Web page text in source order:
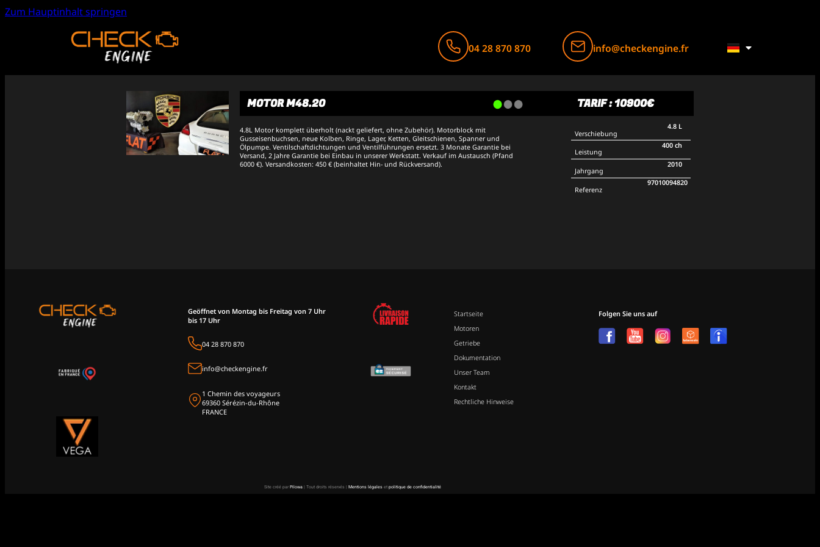
Zum Hauptinhalt springen
04 28 870 870 info@checkengine.fr
MOTOR M48.20 TARIF : 10900€
4.8L Motor komplett überholt (nackt geliefert, ohne Zubehör). Motorblock mit
Gusseisenbuchsen, neue Kolben, Ringe, Lager, Ketten, Gleitschienen, Spanner und
Ölpumpe. Ventilschaftdichtungen und Ventilführungen ersetzt. 3 Monate Garantie bei
Versand, 2 Jahre Garantie bei Einbau in unserer Werkstatt. Verkauf im Austausch (Pfand
6000 €). Versandkosten: 450 € (beinhaltet Hin- und Rückversand).
Verschiebung
Leistung
Jahrgang
Referenz
4.8 L
400 ch
2010
97010094820
Geöffnet von Montag bis Freitag von 7 Uhr
bis 17 Uhr
04 28 870 870
info@checkengine.fr
1 Chemin des voyageurs
69360 Sérézin-du-Rhône
FRANCE
Startseite
Motoren
Getriebe
Dokumentation
Unser Team
Kontakt
Rechtliche Hinweise
Folgen Sie uns auf
Site créé par Pilowa | Tout droits réservés | Mentions légales et politique de confidentialité